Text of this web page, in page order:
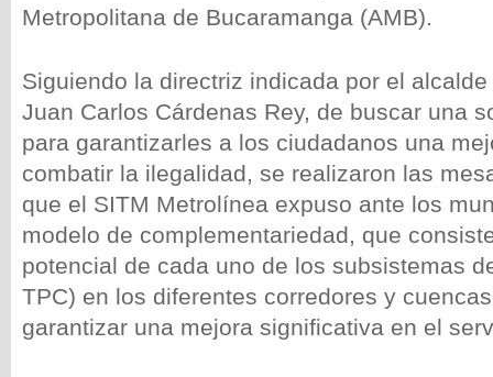
Metropolitana de Bucaramanga (AMB).
Siguiendo la directriz indicada por el
Juan Carlos Cárdenas Rey, de buscar una
para garantizarles a los ciudadanos una
combatir la ilegalidad, se realizaron las
que el SITM Metrolínea expuso ante los
modelo de complementariedad, que
potencial de cada uno de los subsistemas
TPC) en los diferentes corredores y
garantizar una mejora significativa en el
wp-
wp-